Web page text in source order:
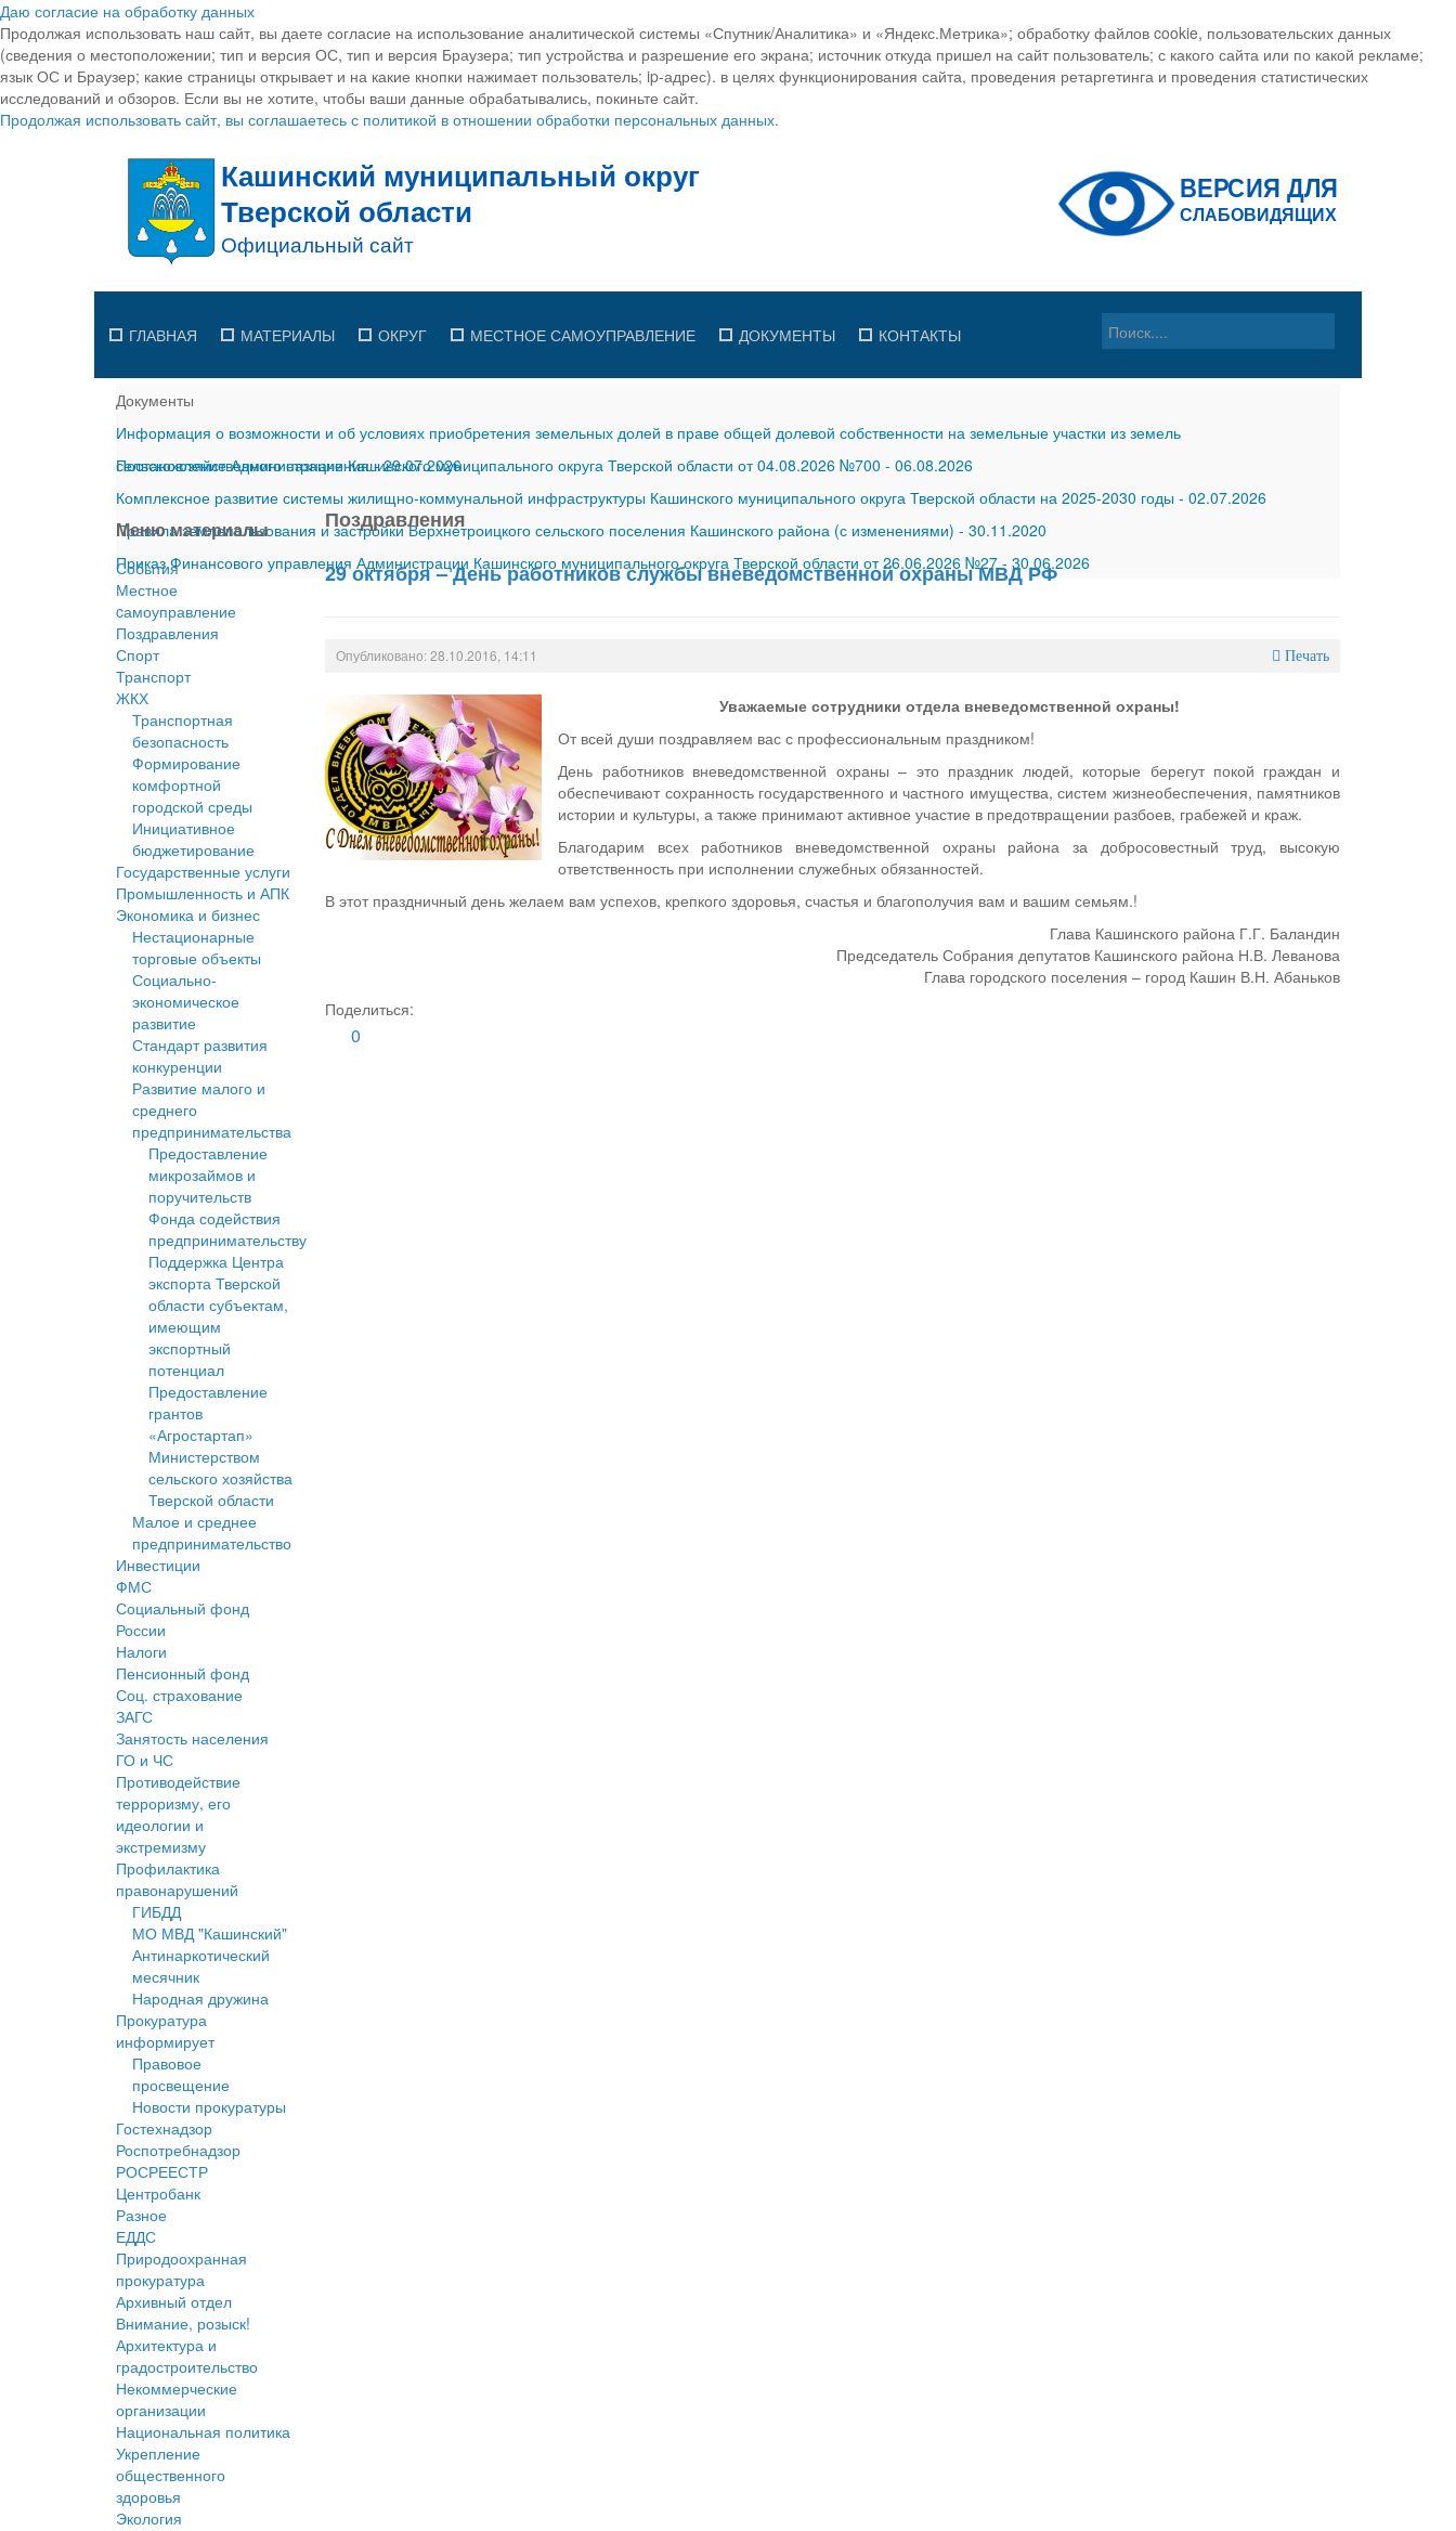
Даю согласие на обработку данных
Продолжая использовать наш сайт, вы даете согласие на использование аналитической системы «Спутник/Аналитика» и «Яндекс.Метрика»; обработку файлов cookie, пользовательских данных
(сведения о местоположении; тип и версия ОС, тип и версия Браузера; тип устройства и разрешение его экрана; источник откуда пришел на сайт пользователь; с какого сайта или по какой рекламе;
язык ОС и Браузер; какие страницы открывает и на какие кнопки нажимает пользователь; ip-адрес). в целях функционирования сайта, проведения ретаргетинга и проведения статистических
исследований и обзоров. Если вы не хотите, чтобы ваши данные обрабатывались, покиньте сайт.
Продолжая использовать сайт, вы соглашаетесь с политикой в отношении обработки персональных данных.
ГЛАВНАЯ МАТЕРИАЛЫ ОКРУГ МЕСТНОЕ САМОУПРАВЛЕНИЕ ДОКУМЕНТЫ КОНТАКТЫ
Документы
Информация о возможности и об условиях приобретения земельных долей в праве общей долевой собственности на земельные участки из земель
сельскохозяйственного назначения-29.07.2026
Постановление Администрации Кашинского муниципального округа Тверской области от 04.08.2026 №700 - 06.08.2026
Комплексное развитие системы жилищно-коммунальной инфраструктуры Кашинского муниципального округа Тверской области на 2025-2030 годы - 02.07.2026
Правила землепользования и застройки Верхнетроицкого сельского поселения Кашинского района (с изменениями) - 30.11.2020
Приказ Финансового управления Администрации Кашинского муниципального округа Тверской области от 26.06.2026 №27- 30.06.2026
Меню материалы
События
Местное
cамоуправление
Поздравления
Спорт
Транспорт
ЖКХ
Транспортная
безопасность
Формирование
комфортной
городской среды
Инициативное
бюджетирование
Государственные услуги
Промышленность и АПК
Экономика и бизнес
Нестационарные
торговые объекты
Социально-
экономическое
развитие
Стандарт развития
конкуренции
Развитие малого и
среднего
предпринимательства
Предоставление
микрозаймов и
поручительств
Фонда содействия
предпринимательству
Поддержка Центра
экспорта Тверской
области субъектам,
имеющим
экспортный
потенциал
Предоставление
грантов
«Агростартап»
Министерством
сельского хозяйства
Тверской области
Малое и среднее
предпринимательство
Инвестиции
ФМС
Социальный фонд
России
Налоги
Пенсионный фонд
Соц. страхование
ЗАГС
Занятость населения
ГО и ЧС
Противодействие
терроризму, его
идеологии и
экстремизму
Профилактика
правонарушений
ГИБДД
МО МВД "Кашинский"
Антинаркотический
месячник
Народная дружина
Прокуратура
информирует
Правовое
просвещение
Новости прокуратуры
Гостехнадзор
Роспотребнадзор
РОСРЕЕСТР
Центробанк
Разное
ЕДДС
Природоохранная
прокуратура
Архивный отдел
Внимание, розыск!
Архитектура и
градостроительство
Некоммерческие
организации
Национальная политика
Укрепление
общественного
здоровья
Экология
Поздравления
29 октября – День работников службы вневедомственной охраны МВД РФ
Опубликовано: 28.10.2016, 14:11 Печать
Уважаемые сотрудники отдела вневедомственной охраны!
От всей души поздравляем вас с профессиональным праздником!
День работников вневедомственной охраны – это праздник людей, которые берегут покой граждан и
обеспечивают сохранность государственного и частного имущества, систем жизнеобеспечения, памятников
истории и культуры, а также принимают активное участие в предотвращении разбоев, грабежей и краж.
Благодарим всех работников вневедомственной охраны района за добросовестный труд, высокую
ответственность при исполнении служебных обязанностей.
В этот праздничный день желаем вам успехов, крепкого здоровья, счастья и благополучия вам и вашим семьям.!
Глава Кашинского района Г.Г. Баландин
Председатель Собрания депутатов Кашинского района Н.В. Леванова
Глава городского поселения – город Кашин В.Н. Абаньков
Поделиться:
0